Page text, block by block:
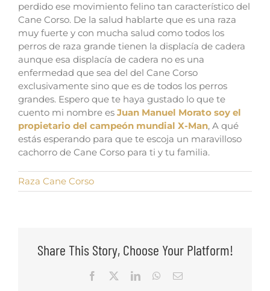
perdido ese movimiento felino tan característico del
Cane Corso. De la salud hablarte que es una raza
muy fuerte y con mucha salud como todos los
perros de raza grande tienen la displacía de cadera
aunque esa displacía de cadera no es una
enfermedad que sea del del Cane Corso
exclusivamente sino que es de todos los perros
grandes. Espero que te haya gustado lo que te
cuento mi nombre es Juan Manuel Morato soy el
propietario del campeón mundial X-Man, A qué
estás esperando para que te escoja un maravilloso
cachorro de Cane Corso para ti y tu familia.
Raza Cane Corso
Share This Story, Choose Your Platform!
Facebook LinkedInWhatsApp
Email